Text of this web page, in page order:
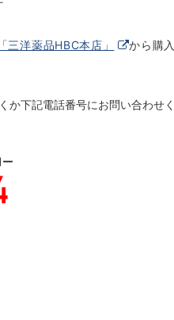
三洋薬品HBC本店」 から購
か下記電話番号にお問い合わせく